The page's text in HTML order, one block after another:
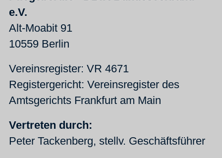
e.V.
Alt-Moabit 91
10559 Berlin
Vereinsregister: VR 4671
Registergericht: Vereinsregister des
Amtsgerichts Frankfurt am Main
Vertreten durch:
Peter Tackenberg, stellv. Geschäftsführer